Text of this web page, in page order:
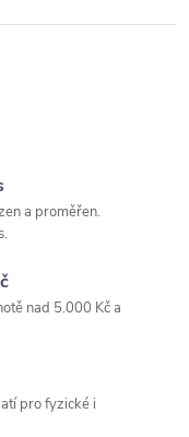
a proměřen.
nad 5.000 Kč a
pro fyzické i